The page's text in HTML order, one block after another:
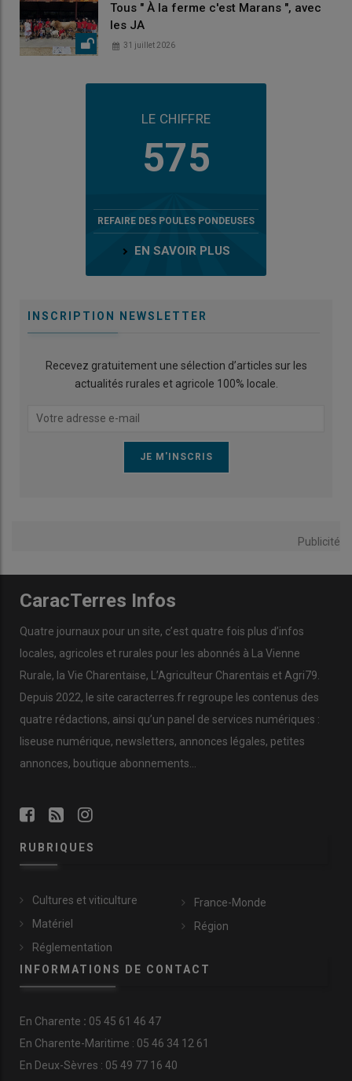
Tous " À la ferme c'est Marans ", avec
les JA
31 juillet 2026
LE CHIFFRE
575
REFAIRE DES POULES PONDEUSES
EN SAVOIR PLUS
INSCRIPTION NEWSLETTER
Recevez gratuitement une sélection d’articles sur les
actualités rurales et agricole 100% locale.
Publicité
CaracTerres Infos
Quatre journaux pour un site, c’est quatre fois plus d’infos
locales, agricoles et rurales pour les abonnés à La Vienne
Rurale, la Vie Charentaise, L’Agriculteur Charentais et Agri79.
Depuis 2022, le site caracterres.fr regroupe les contenus des
quatre rédactions, ainsi qu’un panel de services numériques :
liseuse numérique, newsletters, annonces légales, petites
annonces, boutique abonnements…
RUBRIQUES
Cultures et viticulture
Matériel
Réglementation
France-Monde
Région
INFORMATIONS DE CONTACT
En Charente : 05 45 61 46 47
En Charente-Maritime : 05 46 34 12 61
En Deux-Sèvres : 05 49 77 16 40